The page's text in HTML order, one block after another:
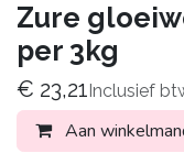
Zure
per 3kg
€ 23,21Inclusief
Aan